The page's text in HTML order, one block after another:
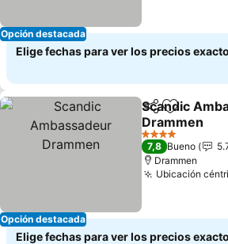
Opción destacada
Elige fechas para ver los precios
Opción destacada
Compartir
Agregar
Scandic
Drammen
Ver precios
4 Estrellas
7,8 Bueno
Drammen
Ubicación
Elige fechas para ver los precios